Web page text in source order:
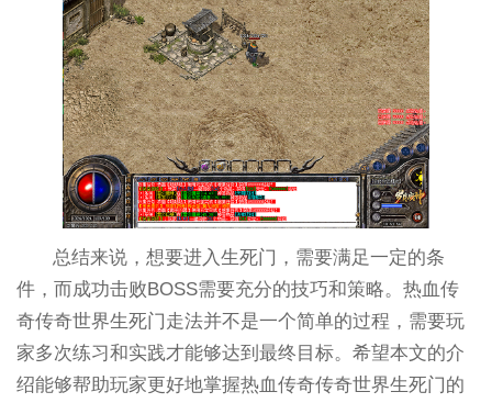
总结来说，想要进入生死门，需要满足一定的条
件，而成功击败BOSS需要充分的技巧和策略。热血传
奇传奇世界生死门走法并不是一个简单的过程，需要玩
家多次练习和实践才能够达到最终目标。希望本文的介
绍能够帮助玩家更好地掌握热血传奇传奇世界生死门的